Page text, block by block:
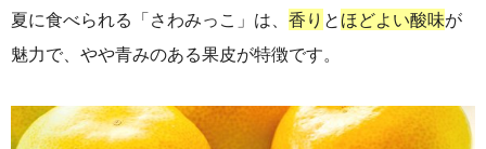
夏に食べられる「さわみっこ」は、 香り と ほどよい酸味が
魅力で、やや青みのある果皮が特徴です。